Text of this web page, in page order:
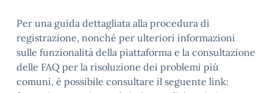
Per una guida dettagliata alla procedura di
registrazione, nonché per ulteriori informazioni
sulle funzionalità della piattaforma e la consultazione
delle FAQ per la risoluzione dei problemi più
comuni, è possibile consultare il seguente link: